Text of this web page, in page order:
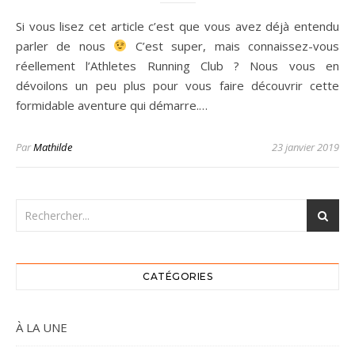
Si vous lisez cet article c’est que vous avez déjà entendu
parler de nous
C’est super, mais connaissez-vous
réellement l’Athletes Running Club ? Nous vous en
dévoilons un peu plus pour vous faire découvrir cette
formidable aventure qui démarre.…
ParMathilde 23 janvier 2019
CATÉGORIES
À LA UNE